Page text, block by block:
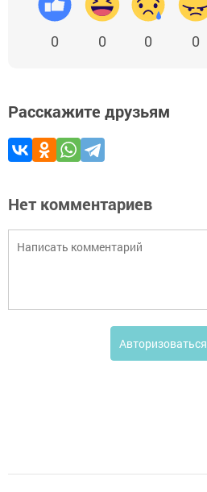
0 0 0 0
Расскажите друзьям
Нет комментариев
Авторизоваться